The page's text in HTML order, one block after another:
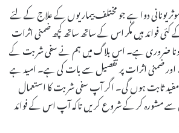
یونانی دوا ہے جو مختلف بیماریوں کے علاج کے لئے
فوائد ہیں مگر اس کے ساتھ ساتھ کچھ ضمنی اثرات
ہونا ضروری ہے۔ اس بلاگ میں ہم نے سفی شربت کے
اور ضمنی اثرات پر تفصیل سے بات کی ہے۔ امید ہے
ثابت ہوں گی۔ اگر آپ سفی شربت کا استعمال
سے مشورہ کر کے شروع کریں تاکہ آپ اس کے فوائد